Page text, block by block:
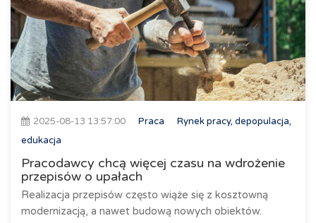
2025-08-13 13:57:00 Praca
Rynek pracy, depopulacja,
edukacja
Pracodawcy chcą więcej czasu na wdrożenie
przepisów o upałach
Realizacja przepisów często wiąże się z kosztowną
modernizacją, a nawet budową nowych obiektów.